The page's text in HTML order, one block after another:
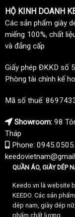
HỘ KINH DOANH
Các sản phẩm giày
miếng 100%, chất
và đẳng cấp
Giấy phép ĐKKD số
Phòng tài chính kế
Mã số thuế:
Showroom: 98
Tháp
Phone:
QUẦN ÁO, GIÀY DÉP
Keedo.vn là website
KEEDO. Các sản
dép nam, giày dép
phẩm chất lượng.